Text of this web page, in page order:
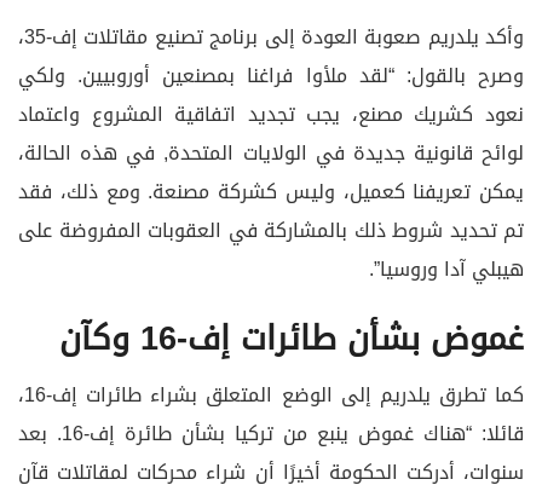
وأكد يلدريم صعوبة العودة إلى برنامج تصنيع مقاتلات إف-35،
وصرح بالقول: “لقد ملأوا فراغنا بمصنعين أوروبيين. ولكي
نعود كشريك مصنع، يجب تجديد اتفاقية المشروع واعتماد
لوائح قانونية جديدة في الولايات المتحدة, في هذه الحالة،
يمكن تعريفنا كعميل، وليس كشركة مصنعة. ومع ذلك، فقد
تم تحديد شروط ذلك بالمشاركة في العقوبات المفروضة على
هيبلي آدا وروسيا”.
غموض بشأن طائرات إف-16 وكآن
كما تطرق يلدريم إلى الوضع المتعلق بشراء طائرات إف-16،
قائلا: “هناك غموض ينبع من تركيا بشأن طائرة إف-16. بعد
سنوات، أدركت الحكومة أخيرًا أن شراء محركات لمقاتلات قآن